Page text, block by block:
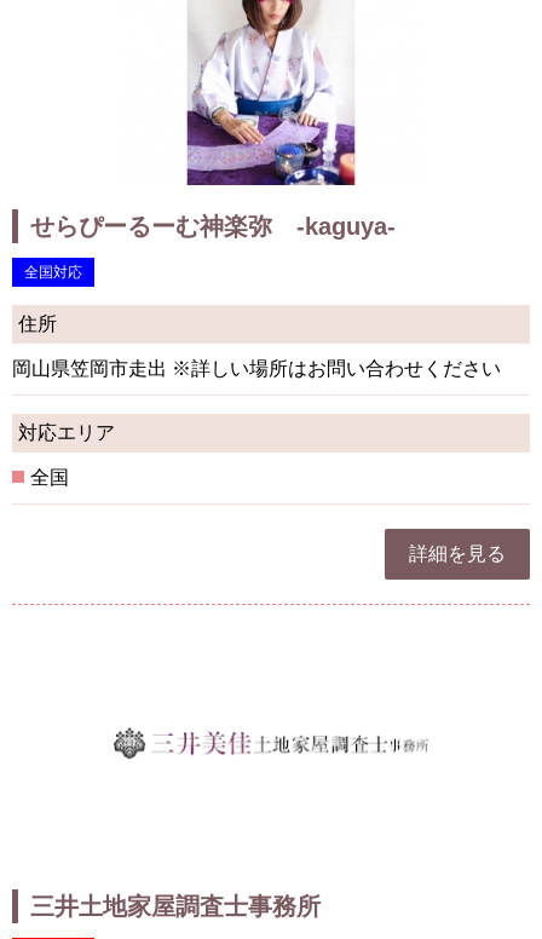
せらぴーるーむ神楽弥 -kaguya-
全国対応
住所
岡山県笠岡市走出 ※詳しい場所はお問い合わせください
対応エリア
全国
詳細を見る
三井土地家屋調査士事務所